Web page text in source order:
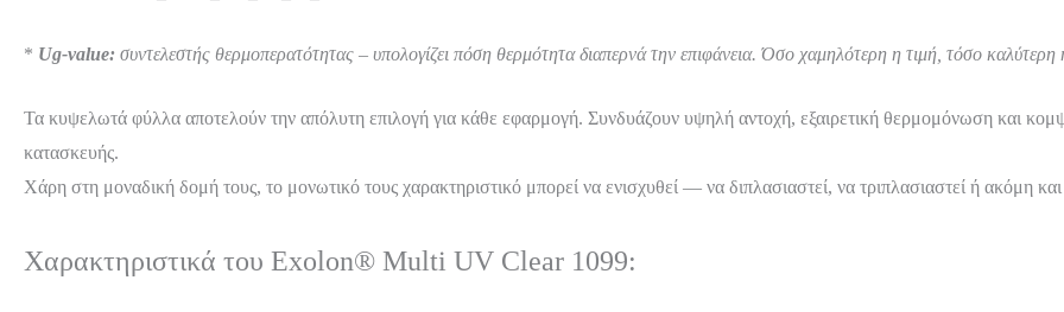
* Ug-value: συντελεστής θερμοπερατότητας – υπολογίζει πόση θερμότητα διαπερνά την επιφάνεια. Όσο χαμηλότερη η τιμή, τόσο
Τα κυψελωτά φύλλα αποτελούν την απόλυτη επιλογή για κάθε εφαρμογή. Συνδυάζουν υψηλή αντοχή, εξαιρετική θερμομόνωση και
κατασκευής.
Χάρη στη μοναδική δομή τους, το μονωτικό τους χαρακτηριστικό μπορεί να ενισχυθεί — να διπλασιαστεί, να τριπλασιαστεί ή ακόμη
Χαρακτηριστικά του Exolon® Multi UV Clear 1099: